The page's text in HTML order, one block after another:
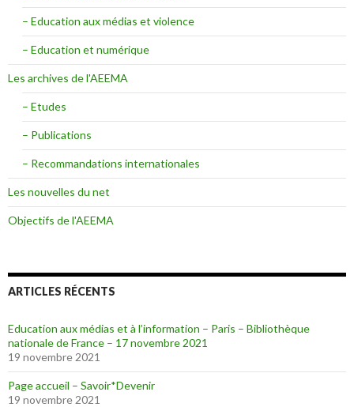
– Education aux médias et violence
– Education et numérique
Les archives de l'AEEMA
– Etudes
– Publications
– Recommandations internationales
Les nouvelles du net
Objectifs de l'AEEMA
ARTICLES RÉCENTS
Education aux médias et à l’information – Paris – Bibliothèque
nationale de France – 17 novembre 2021
19 novembre 2021
Page accueil – Savoir*Devenir
19 novembre 2021